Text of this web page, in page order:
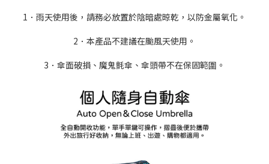
1．雨天使用後，請務必放置於陰暗處晾乾，以防金屬氧化。
2．本產品不建議在颱風天使用。
3．傘面破損、魔鬼氈傘、傘頭帶不在保固範圍。